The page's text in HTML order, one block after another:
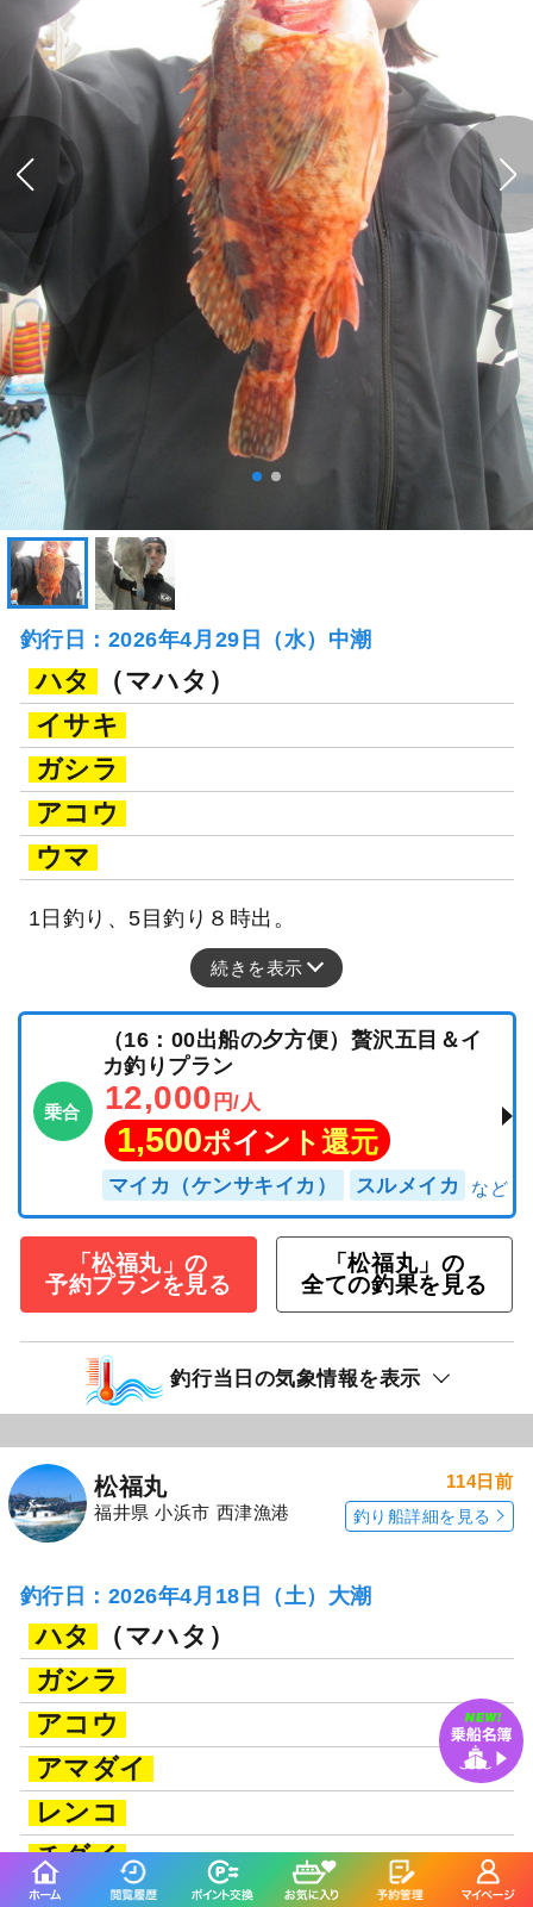
釣行日：2026年4月29日（水）中潮
ハタ
（マハタ）
イサキ
ガシラ
アコウ
ウマ
1日釣り、5目釣り８時出。
続きを表示
乗合
（16：00出船の夕方便）贅沢五目＆イ
カ釣りプラン
12,000 円/人
1,500ポイント還元
マイカ（ケンサキイカ） スルメイカ
「松福丸」の
予約プランを見る
「松福丸」の
全ての釣果を見る
釣行当日の気象情報を表示
松福丸
福井県 小浜市 西津漁港
114日前
釣り船詳細を見る
釣行日：2026年4月18日（土）大潮
ハタ
（マハタ）
ガシラ
アコウ
アマダイ
レンコ
チダイ
ウッカリカサゴ